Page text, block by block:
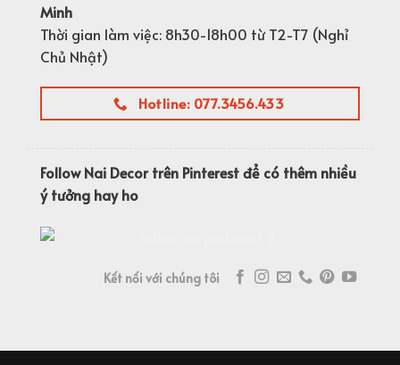
Minh
Thời gian làm việc: 8h30-18h00 từ T2-T7 (Nghỉ
Chủ Nhật)
Hotline: 077.3456.433
Follow Nai Decor trên Pinterest để có thêm nhiều
ý tưởng hay ho
Kết nối với chúng tôi